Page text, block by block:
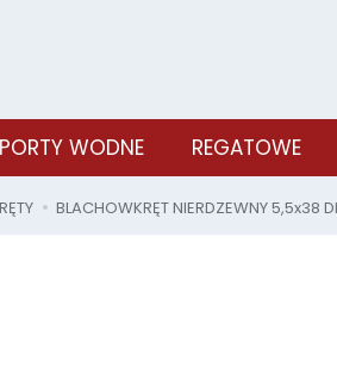
WODNE REGATOWE
BLACHOWKRĘT NIERDZEWNY 5,5x38